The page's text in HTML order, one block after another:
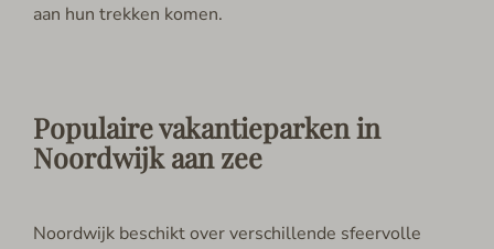
aan hun trekken komen.
Populaire vakantieparken in
Noordwijk aan zee
Noordwijk beschikt over verschillende sfeervolle